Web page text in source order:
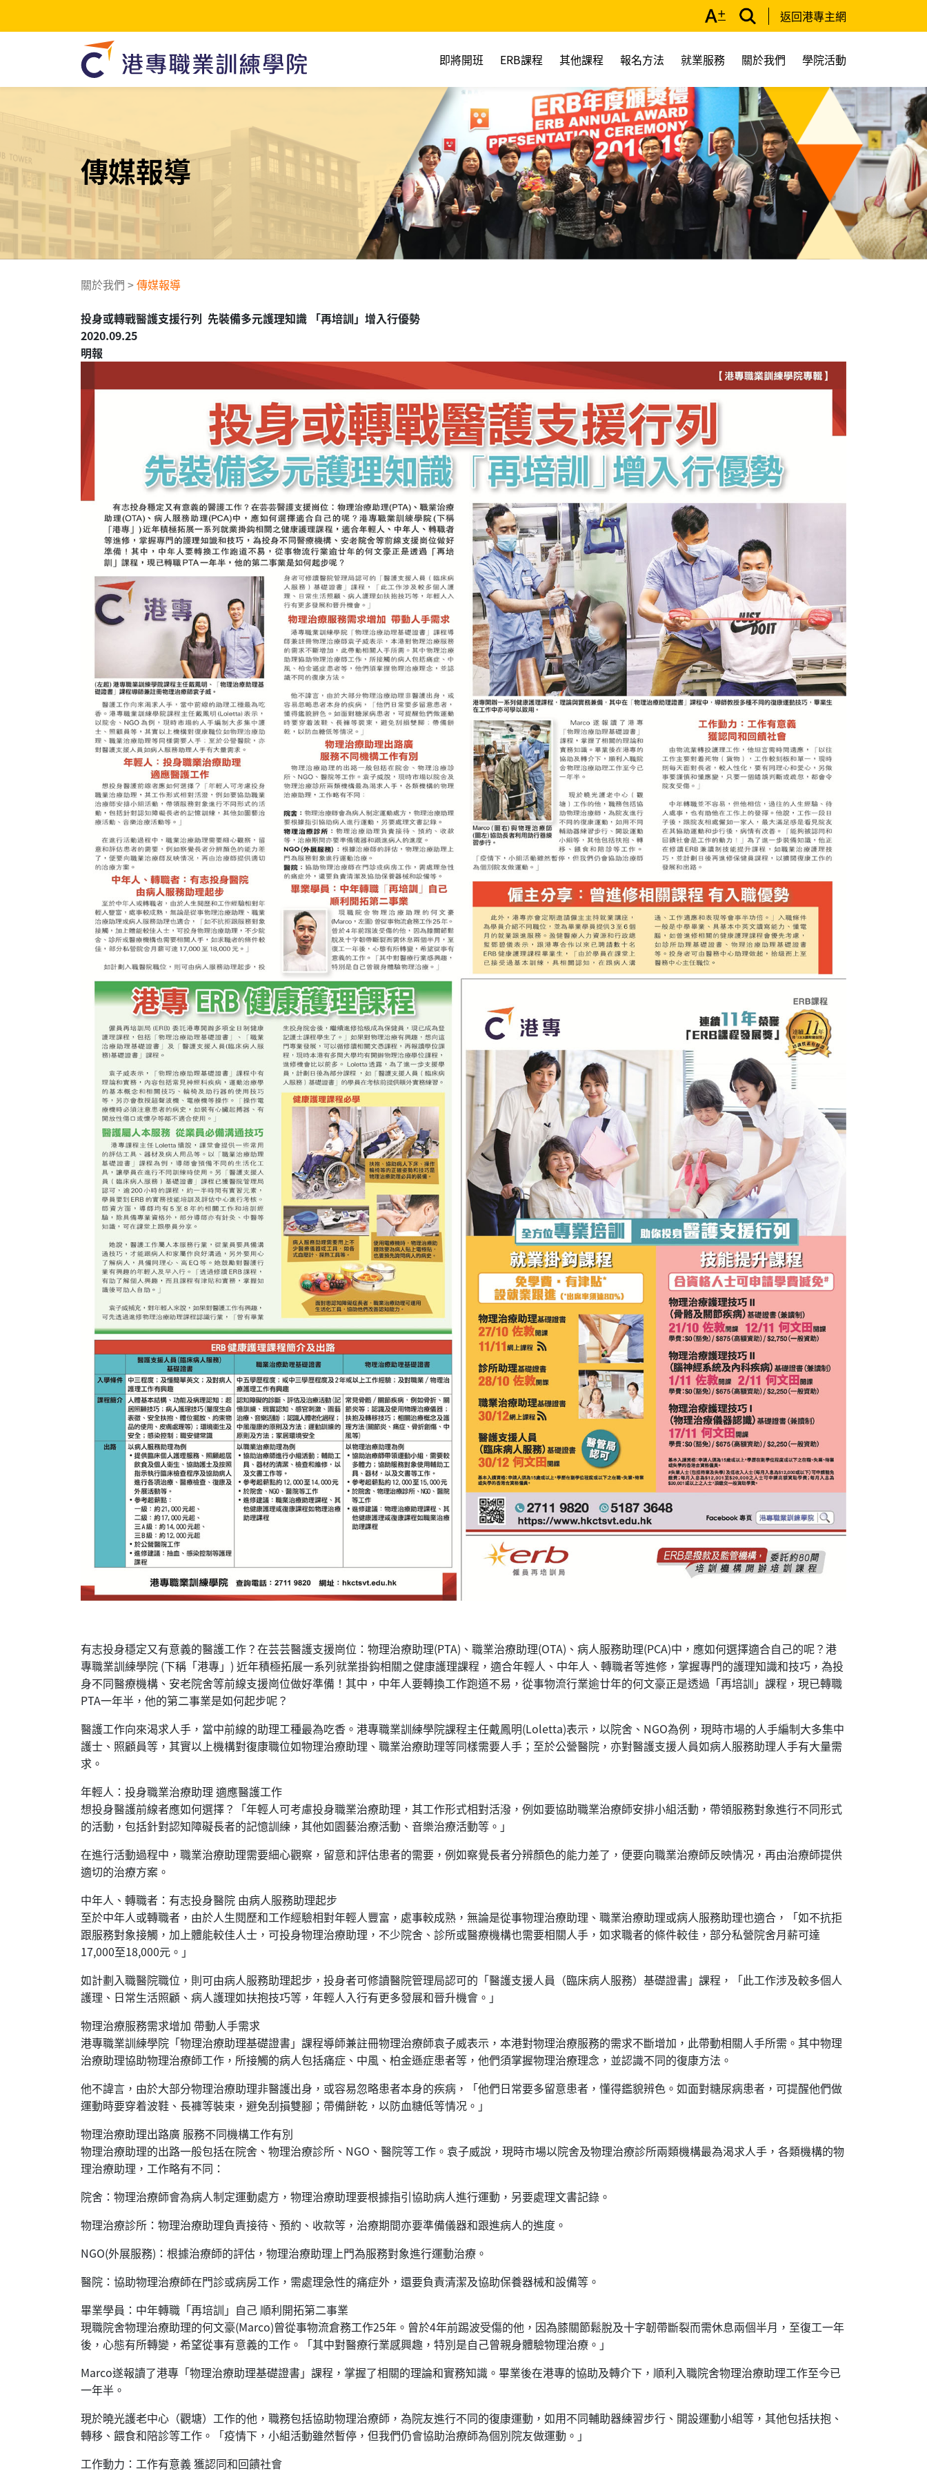
返回港專主網
即將開班 ERB課程 其他課程 報名方法 就業服務 關於我們 學院活動
傳媒報導
關於我們 >傳媒報導
投身或轉戰醫護支援行列 先裝備多元護理知識 「再培訓」增入行優勢
2020.09.25
明報
有志投身穩定又有意義的醫護工作？在芸芸醫護支援崗位：物理治療助理(PTA)、職業治療助理(OTA)、病人服務助理(PCA)中，應如何選擇適合自己的呢？港
專職業訓練學院 (下稱「港專」) 近年積極拓展一系列就業掛鈎相關之健康護理課程，適合年輕人、中年人、轉職者等進修，掌握專門的護理知識和技巧，為投
身不同醫療機構、安老院舍等前線支援崗位做好準備！其中，中年人要轉換工作跑道不易，從事物流行業逾廿年的何文豪正是透過「再培訓」課程，現已轉職
PTA一年半，他的第二事業是如何起步呢？
醫護工作向來渴求人手，當中前線的助理工種最為吃香。港專職業訓練學院課程主任戴鳳明(Loletta)表示，以院舍、NGO為例，現時市場的人手編制大多集中
護士、照顧員等，其實以上機構對復康職位如物理治療助理、職業治療助理等同樣需要人手；至於公營醫院，亦對醫護支援人員如病人服務助理人手有大量需
求。
年輕人：投身職業治療助理 適應醫護工作
想投身醫護前線者應如何選擇？「年輕人可考慮投身職業治療助理，其工作形式相對活潑，例如要協助職業治療師安排小組活動，帶領服務對象進行不同形式
的活動，包括針對認知障礙長者的記憶訓練，其他如園藝治療活動、音樂治療活動等。」
在進行活動過程中，職業治療助理需要細心觀察，留意和評估患者的需要，例如察覺長者分辨顏色的能力差了，便要向職業治療師反映情况，再由治療師提供
適切的治療方案。
中年人、轉職者：有志投身醫院 由病人服務助理起步
至於中年人或轉職者，由於人生閱歷和工作經驗相對年輕人豐富，處事較成熟，無論是從事物理治療助理、職業治療助理或病人服務助理也適合，「如不抗拒
跟服務對象接觸，加上體能較佳人士，可投身物理治療助理，不少院舍、診所或醫療機構也需要相關人手，如求職者的條件較佳，部分私營院舍月薪可達
17,000至18,000元。」
如計劃入職醫院職位，則可由病人服務助理起步，投身者可修讀醫院管理局認可的「醫護支援人員（臨床病人服務）基礎證書」課程，「此工作涉及較多個人
護理、日常生活照顧、病人護理如扶抱技巧等，年輕人入行有更多發展和晉升機會。」
物理治療服務需求增加 帶動人手需求
港專職業訓練學院「物理治療助理基礎證書」課程導師兼註冊物理治療師袁子威表示，本港對物理治療服務的需求不斷增加，此帶動相關人手所需。其中物理
治療助理協助物理治療師工作，所接觸的病人包括痛症、中風、柏金遜症患者等，他們須掌握物理治療理念，並認識不同的復康方法。
他不諱言，由於大部分物理治療助理非醫護出身，或容易忽略患者本身的疾病，「他們日常要多留意患者，懂得鑑貌辨色。如面對糖尿病患者，可提醒他們做
運動時要穿着波鞋、長褲等裝束，避免刮損雙腳；帶備餅乾，以防血糖低等情况。」
物理治療助理出路廣 服務不同機構工作有別
物理治療助理的出路一般包括在院舍、物理治療診所、NGO、醫院等工作。袁子威說，現時市場以院舍及物理治療診所兩類機構最為渴求人手，各類機構的物
理治療助理，工作略有不同：
院舍：物理治療師會為病人制定運動處方，物理治療助理要根據指引協助病人進行運動，另要處理文書記錄。
物理治療診所：物理治療助理負責接待、預約、收款等，治療期間亦要準備儀器和跟進病人的進度。
NGO(外展服務)：根據治療師的評估，物理治療助理上門為服務對象進行運動治療。
醫院：協助物理治療師在門診或病房工作，需處理急性的痛症外，還要負責清潔及協助保養器械和設備等。
畢業學員：中年轉職「再培訓」自己 順利開拓第二事業
現職院舍物理治療助理的何文豪(Marco)曾從事物流倉務工作25年。曾於4年前踢波受傷的他，因為膝關節鬆脫及十字韌帶斷裂而需休息兩個半月，至復工一年
後，心態有所轉變，希望從事有意義的工作。「其中對醫療行業感興趣，特別是自己曾親身體驗物理治療。」
Marco遂報讀了港專「物理治療助理基礎證書」課程，掌握了相關的理論和實務知識。畢業後在港專的協助及轉介下，順利入職院舍物理治療助理工作至今已
一年半。
現於曉光護老中心（觀塘）工作的他，職務包括協助物理治療師，為院友進行不同的復康運動，如用不同輔助器練習步行、開設運動小組等，其他包括扶抱、
轉移、餵食和陪診等工作。「疫情下，小組活動雖然暫停，但我們仍會協助治療師為個別院友做運動。」
工作動力：工作有意義 獲認同和回饋社會